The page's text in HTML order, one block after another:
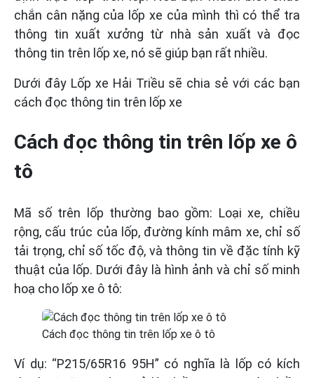
chắn cân nặng của lốp xe của mình thì có thể tra
thông tin xuất xưởng từ nhà sản xuất và đọc
thông tin trên lốp xe, nó sẽ giúp bạn rất nhiều.
Dưới đây Lốp xe Hải Triều sẽ chia sẻ với các bạn
cách đọc thông tin trên lốp xe
Cách đọc thông tin trên lốp xe ô
tô
Mã số trên lốp thường bao gồm: Loại xe, chiều
rộng, cấu trúc của lốp, đường kính mâm xe, chỉ số
tải trọng, chỉ số tốc độ, và thông tin về đặc tính kỹ
thuật của lốp. Dưới đây là hình ảnh và chỉ số minh
hoạ cho lốp xe ô tô:
Cách đọc thông tin trên lốp xe ô tô
Ví dụ: “P215/65R16 95H” có nghĩa là lốp có kích